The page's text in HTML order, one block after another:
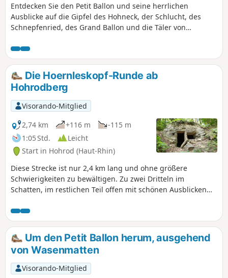
Entdecken Sie den Petit Ballon und seine herrlichen
Ausblicke auf die Gipfel des Hohneck, der Schlucht, des
Schnepfenried, des Grand Ballon und die Täler von
Wetter das Schwarzwaldmassiv und die Schweizer Alpen zu
vergessen.
Die Hoernleskopf-Runde ab
Hohrodberg
Visorando-Mitglied
2,74 km
+116 m
-115 m
1:05 Std.
Leicht
Start in Hohrod (Haut-Rhin)
Diese Strecke ist nur 2,4 km lang und ohne größere
Schwierigkeiten zu bewältigen. Zu zwei Dritteln im
Schatten, im restlichen Teil offen mit schönen Ausblicken
und Rückweg) erreichen Sie den Gipfel des Hoernleskopfs.
Um den Petit Ballon herum, ausgehend
von Wasenmatten
Visorando-Mitglied